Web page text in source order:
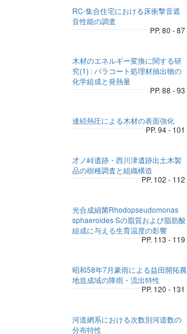
RC-集合住宅における床衝撃音遮
音性能の調査
PP. 80 - 87
木材のエネルギー変換に関する研
究(1) : パラコート処理材抽出物の
化学組成と発熱量
PP. 88 - 93
連続熱圧による木材の表面強化
PP. 94 - 101
才ノ峠遺跡・西川津遺跡出土木製
品の樹種調査と組織構造
PP. 102 - 112
光合成細菌Rhodopseudomonas
sphaeroides Sの脂質および脂肪酸
組成に与える生育温度の影響
PP. 113 - 119
昭和58年7月豪雨による益田開拓農
地造成域の降雨・流出特性
PP. 120 - 131
河道網系における次数別河道数の
分布特性